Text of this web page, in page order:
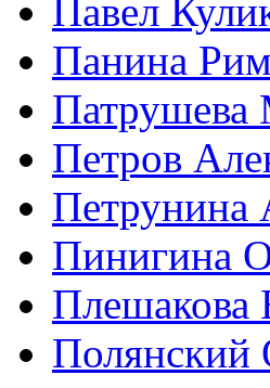
Павел
Панина
Патрушева
Петров
Петрунина
Пинигина
Плешакова
Полянский